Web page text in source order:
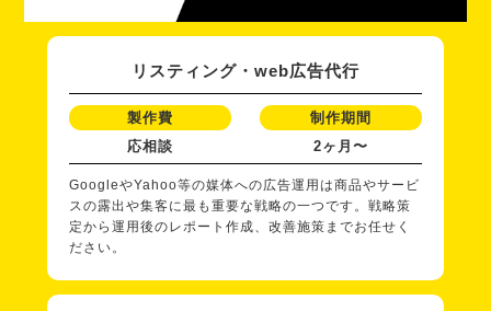
リスティング・web広告代行
製作費
応相談
制作期間
2ヶ月〜
GoogleやYahoo等の媒体への広告運用は商品やサービ
スの露出や集客に最も重要な戦略の一つです。戦略策
定から運用後のレポート作成、改善施策までお任せく
ださい。